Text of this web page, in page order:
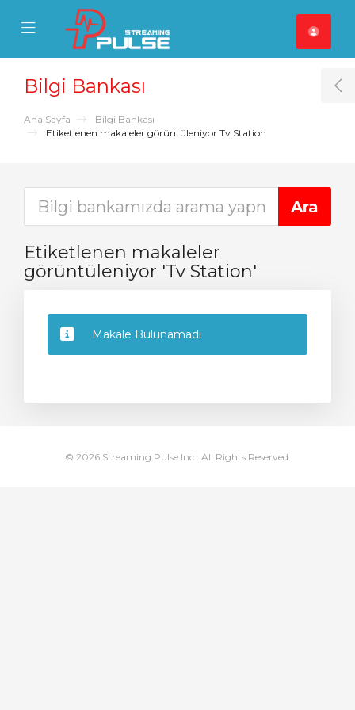
Mobile Menu
Mobile Menu
Bilgi Bankası
Ana Sayfa
Bilgi Bankası
Etiketlenen makaleler görüntüleniyor Tv Station
Etiketlenen makaleler
görüntüleniyor 'Tv Station'
Makale Bulunamadı
© 2026 Streaming Pulse Inc.. All Rights Reserved.